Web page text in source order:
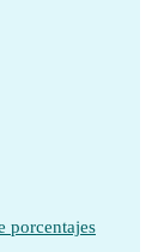
porcentajes